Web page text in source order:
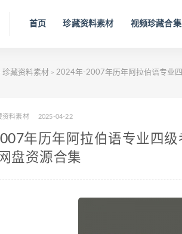
首页 珍藏资料素材 视频珍藏合集
珍藏资料素材 > 2024年-2007年历年阿拉伯语专业
资料素材 2025-04-22
年历年阿拉伯语专业四
盘资源合集